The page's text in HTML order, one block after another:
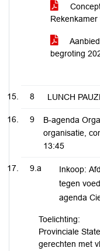
begroting
8 LUNCH
9
B-agenda
organisatie,
13:45
9.a
Inkoop:
tegen
agenda
Toelichting:
Provinciale
gerechten met